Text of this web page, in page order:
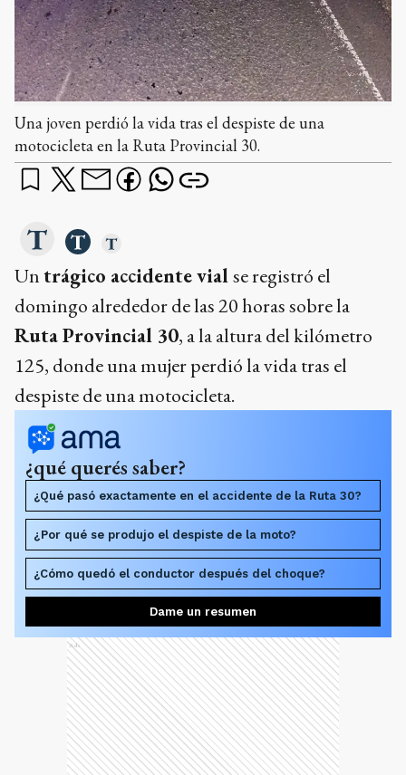
Una joven perdió la vida tras el despiste de una
motocicleta en la Ruta Provincial 30.
Untrágico accidente vialse registró el
domingo alrededor de las 20 horas sobre la
Ruta Provincial 30, a la altura del kilómetro
125, donde una mujer perdió la vida tras el
despiste de una motocicleta.
¿qué querés saber?
¿Qué pasó exactamente en el accidente de la Ruta 30?
¿Por qué se produjo el despiste de la moto?
¿Cómo quedó el conductor después del choque?
Dame un resumen
Ads